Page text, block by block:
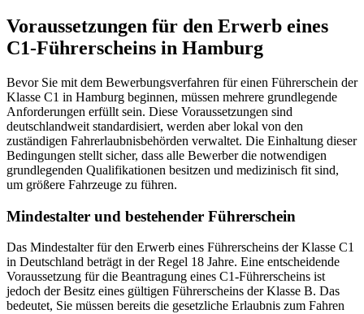
Voraussetzungen für den Erwerb eines
C1-Führerscheins in Hamburg
Bevor Sie mit dem Bewerbungsverfahren für einen Führerschein der
Klasse C1 in Hamburg beginnen, müssen mehrere grundlegende
Anforderungen erfüllt sein. Diese Voraussetzungen sind
deutschlandweit standardisiert, werden aber lokal von den
zuständigen Fahrerlaubnisbehörden verwaltet. Die Einhaltung dieser
Bedingungen stellt sicher, dass alle Bewerber die notwendigen
grundlegenden Qualifikationen besitzen und medizinisch fit sind,
um größere Fahrzeuge zu führen.
Mindestalter und bestehender Führerschein
Das Mindestalter für den Erwerb eines Führerscheins der Klasse C1
in Deutschland beträgt in der Regel 18 Jahre. Eine entscheidende
Voraussetzung für die Beantragung eines C1-Führerscheins ist
jedoch der Besitz eines gültigen Führerscheins der Klasse B. Das
bedeutet, Sie müssen bereits die gesetzliche Erlaubnis zum Fahren